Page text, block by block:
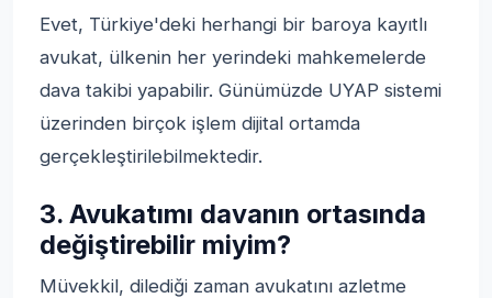
Evet, Türkiye'deki herhangi bir baroya kayıtlı
avukat, ülkenin her yerindeki mahkemelerde
dava takibi yapabilir. Günümüzde UYAP sistemi
üzerinden birçok işlem dijital ortamda
gerçekleştirilebilmektedir.
3. Avukatımı davanın ortasında
değiştirebilir miyim?
Müvekkil, dilediği zaman avukatını azletme